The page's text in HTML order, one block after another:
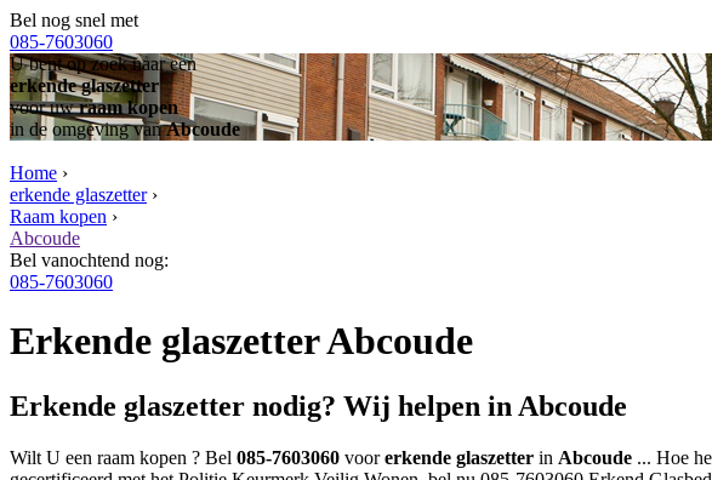
Bel nog snel met
085-7603060
U bent op zoek naar een
erkende glaszetter
voor uwraam kopen
in de omgeving vanAbcoude
Home ›
erkende glaszetter›
Raam kopen ›
Abcoude
Bel vanochtend nog:
085-7603060
Erkende glaszetter Abcoude
Erkende glaszetter nodig? Wij helpen in Abcoude
Wilt U een raam kopen ? Bel 085-7603060 voorerkende glaszetter in Abcoude ... Hoe